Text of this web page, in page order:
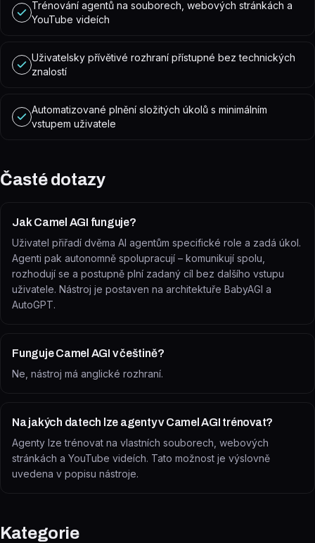
Trénování agentů na souborech, webových stránkách a
YouTube videích
Uživatelsky přívětivé rozhraní přístupné bez technických
znalostí
Automatizované plnění složitých úkolů s minimálním
vstupem uživatele
Časté dotazy
Jak Camel AGI funguje?
Uživatel přiřadí dvěma AI agentům specifické role a zadá úkol.
Agenti pak autonomně spolupracují – komunikují spolu,
rozhodují se a postupně plní zadaný cíl bez dalšího vstupu
uživatele. Nástroj je postaven na architektuře BabyAGI a
AutoGPT.
Funguje Camel AGI v češtině?
Ne, nástroj má anglické rozhraní.
Na jakých datech lze agenty v Camel AGI trénovat?
Agenty lze trénovat na vlastních souborech, webových
stránkách a YouTube videích. Tato možnost je výslovně
uvedena v popisu nástroje.
Kategorie